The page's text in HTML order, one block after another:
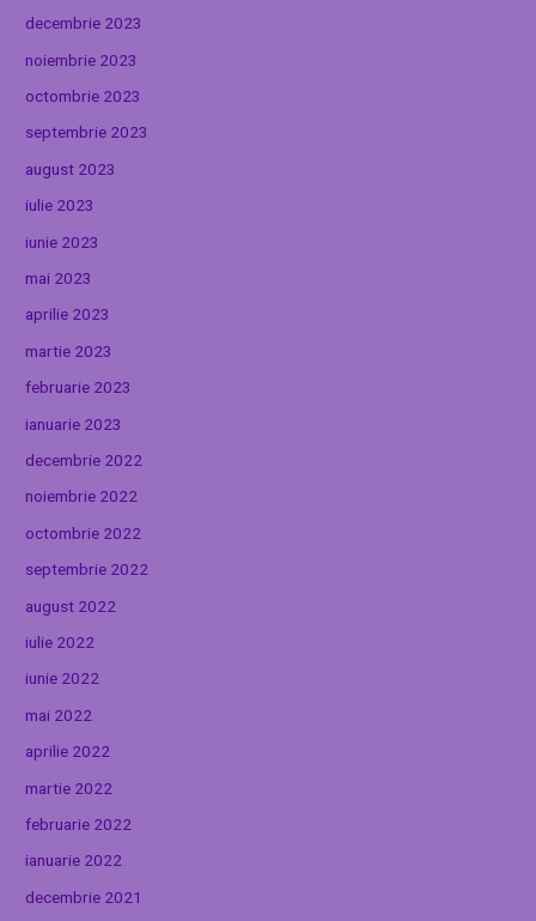
decembrie 2023
noiembrie 2023
octombrie 2023
septembrie 2023
august 2023
iulie 2023
iunie 2023
mai 2023
aprilie 2023
martie 2023
februarie 2023
ianuarie 2023
decembrie 2022
noiembrie 2022
octombrie 2022
septembrie 2022
august 2022
iulie 2022
iunie 2022
mai 2022
aprilie 2022
martie 2022
februarie 2022
ianuarie 2022
decembrie 2021